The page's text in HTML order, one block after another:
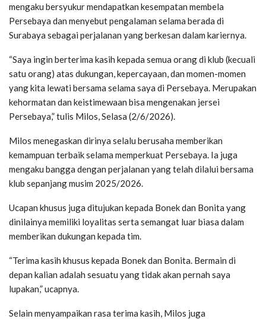
mengaku bersyukur mendapatkan kesempatan membela
Persebaya dan menyebut pengalaman selama berada di
Surabaya sebagai perjalanan yang berkesan dalam kariernya.
“Saya ingin berterima kasih kepada semua orang di klub (kecuali
satu orang) atas dukungan, kepercayaan, dan momen-momen
yang kita lewati bersama selama saya di Persebaya. Merupakan
kehormatan dan keistimewaan bisa mengenakan jersei
Persebaya,” tulis Milos, Selasa (2/6/2026).
Milos menegaskan dirinya selalu berusaha memberikan
kemampuan terbaik selama memperkuat Persebaya. Ia juga
mengaku bangga dengan perjalanan yang telah dilalui bersama
klub sepanjang musim 2025/2026.
Ucapan khusus juga ditujukan kepada Bonek dan Bonita yang
dinilainya memiliki loyalitas serta semangat luar biasa dalam
memberikan dukungan kepada tim.
“Terima kasih khusus kepada Bonek dan Bonita. Bermain di
depan kalian adalah sesuatu yang tidak akan pernah saya
lupakan,” ucapnya.
Selain menyampaikan rasa terima kasih, Milos juga